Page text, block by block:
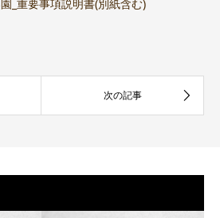
_重要事項説明書(別紙含む)